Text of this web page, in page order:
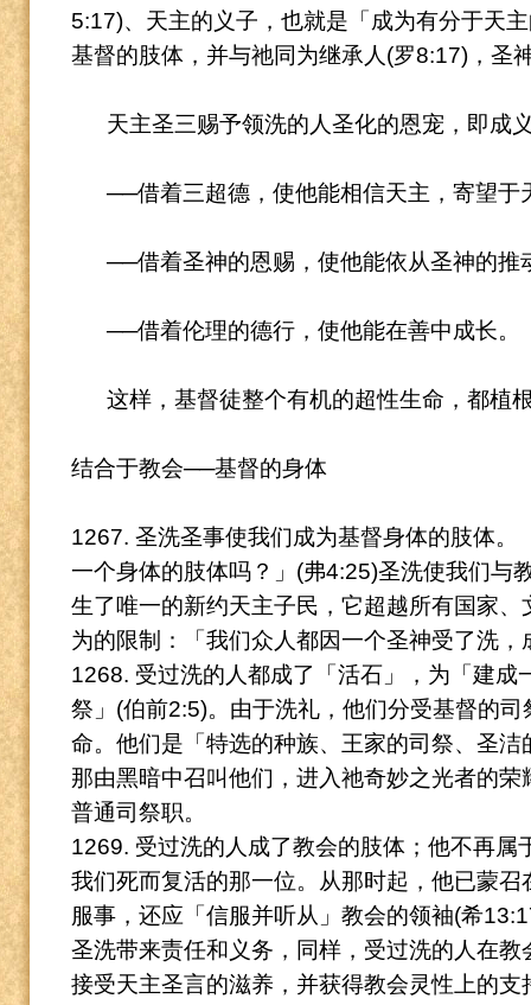
5:17)、天主的义子，也就是「成为有分于天
基督的肢体，并与祂同为继承人(罗8:17)，圣
天主圣三赐予领洗的人圣化的恩宠，即成
──借着三超德，使他能相信天主，寄望于
──借着圣神的恩赐，使他能依从圣神的推
──借着伦理的德行，使他能在善中成长。
这样，基督徒整个有机的超性生命，都植
结合于教会──基督的身体
1267. 圣洗圣事使我们成为基督身体的肢体。
一个身体的肢体吗？」(弗4:25)圣洗使我们与
生了唯一的新约天主子民，它超越所有国家
为的限制：「我们众人都因一个圣神受了洗，
1268. 受过洗的人都成了「活石」，为「建成
祭」(伯前2:5)。 由于洗礼，他们分受基督的
命。他们是「特选的种族、王家的司祭、圣
那由黑暗中召叫他们，进入祂奇妙之光者的荣
普通司祭职。
1269. 受过洗的人成了教会的肢体；他不再属
我们死而复活的那一位。 从那时起，他已蒙
服事，还应「信服并听从」教会的领袖(希
圣洗带来责任和义务，同样，受过洗的人在
接受天主圣言的滋养，并获得教会灵性上的支